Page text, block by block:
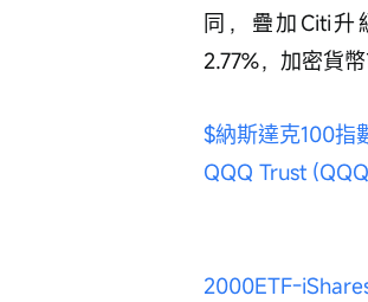
同，疊加Citi升
2.77%，加密貨
$納斯達克100指
QQQ Trust
2000ETF-